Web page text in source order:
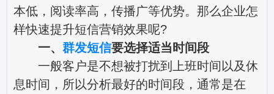
本低，阅读率高，传播广等优势。那么企业怎
样快速提升短信营销效果呢?
一、 群发短信要选择适当时间段
一般客户是不想被打扰到上班时间以及休
息时间，所以分析最好的时间段，通常是在